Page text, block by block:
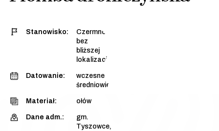
Stanowisko:
Czermno,
bez
bliższej
lokalizacji
Datowanie:
wczesne
średniowiecze
Materiał: ołów
Dane adm.:
gm.
Tyszowce,